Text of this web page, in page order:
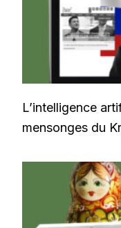
L’intelligence
mensonges du